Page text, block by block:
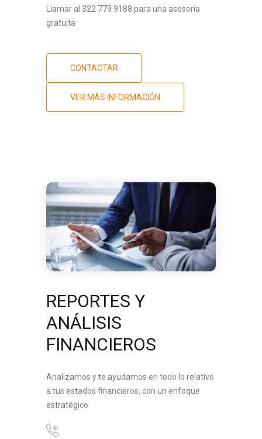
Llamar al 322 779 9188 para una asesoría
gratuita
CONTACTAR
VER MÁS INFORMACIÓN
REPORTES Y
ANÁLISIS
FINANCIEROS
Analizamos y te ayudamos en todo lo relativo
a tus estados financieros, con un enfoque
estratégico